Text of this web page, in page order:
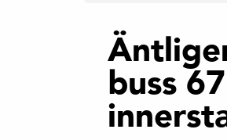
buss